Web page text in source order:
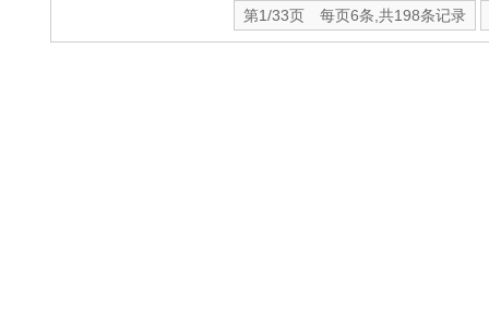
第1/33页 每页6条,共198条记录